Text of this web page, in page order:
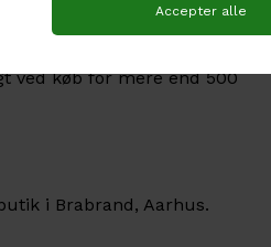
kr
ved køb for mere end 500
i Brabrand, Aarhus.